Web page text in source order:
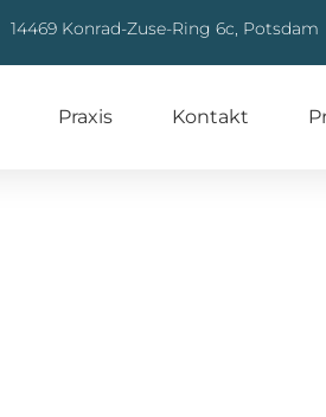
14469 Konrad-Zuse-Ring 6c, Potsdam
Praxis Kontakt